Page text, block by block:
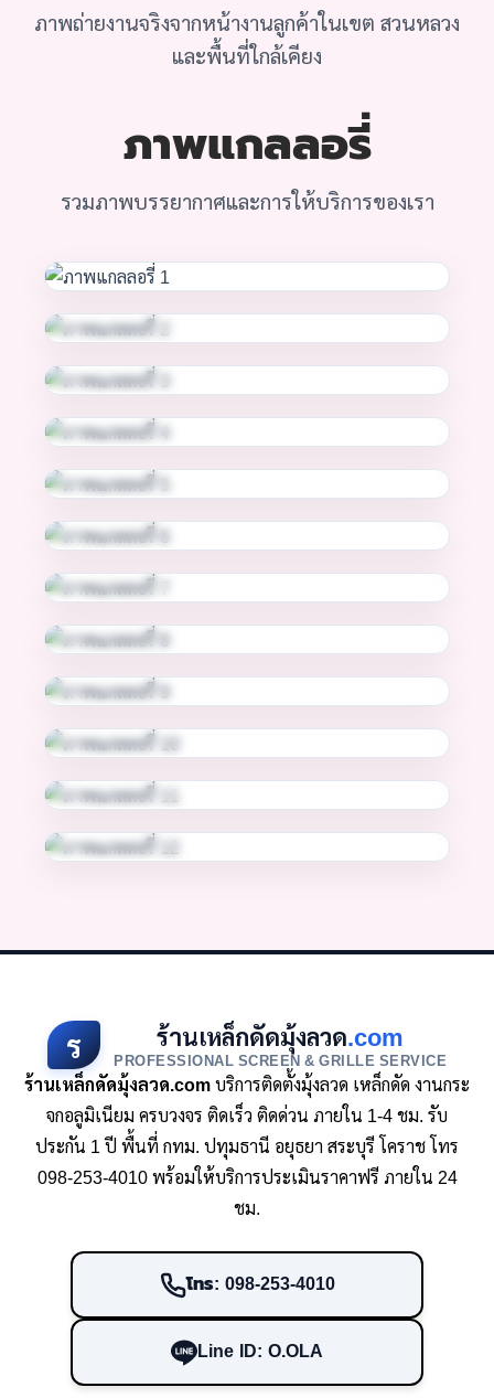
ภาพถ่ายงานจริงจากหน้างานลูกค้าในเขต สวนหลวง
และพื้นที่ใกล้เคียง
ภาพแกลลอรี่
รวมภาพบรรยากาศและการให้บริการของเรา
ร ร้านเหล็กดัดมุ้งลวด.com
PROFESSIONAL SCREEN & GRILLE SERVICE
ร้านเหล็กดัดมุ้งลวด.comบริการติดตั้งมุ้งลวด เหล็กดัด งานกระ
จกอลูมิเนียม ครบวงจร ติดเร็ว ติดด่วน ภายใน 1-4 ชม. รับ
ประกัน 1 ปี พื้นที่ กทม. ปทุมธานี อยุธยา สระบุรี โคราช โทร
098-253-4010 พร้อมให้บริการประเมินราคาฟรี ภายใน 24
ชม.
โทร: 098-253-4010
Line ID: O.OLA